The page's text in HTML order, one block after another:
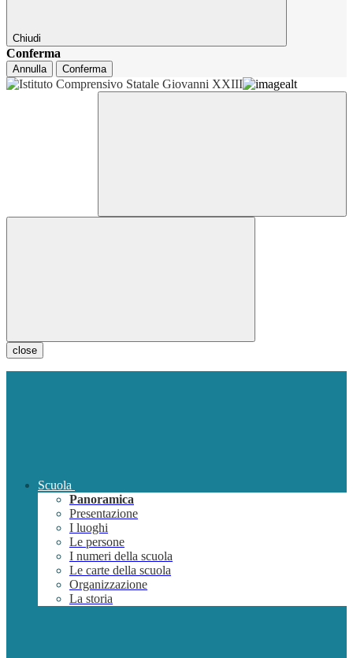
Chiudi
Conferma
Annulla Conferma
close
Scuola
Panoramica
Presentazione
I luoghi
Le persone
I numeri della scuola
Le carte della scuola
Organizzazione
La storia